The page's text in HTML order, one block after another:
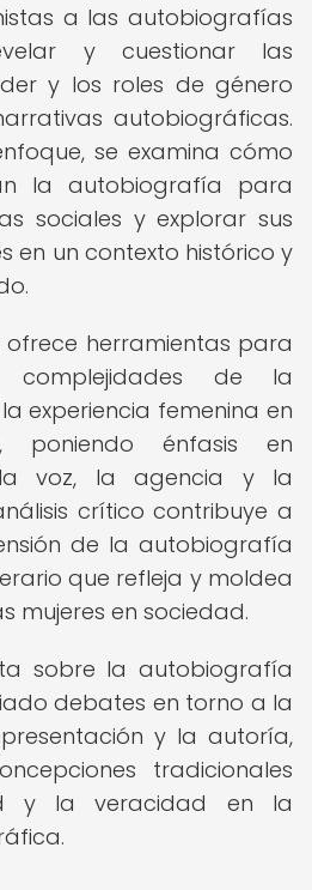
a las autobiografías
y cuestionar las
y los roles de género
autobiográficas.
se examina cómo
la autobiografía para
sociales y explorar sus
en un contexto histórico y
herramientas para
complejidades de la
experiencia femenina en
poniendo énfasis en
voz, la agencia y la
crítico contribuye a
de la autobiografía
que refleja y moldea
mujeres en sociedad.
sobre la autobiografía
debates en torno a la
y la autoría,
tradicionales
y la veracidad en la